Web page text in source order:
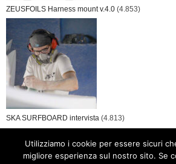
ZEUSFOILS Harness mount v.4.0 (4.853)
SKA SURFBOARD intervista (4.813)
Utilizziamo i cookie per essere sicuri
migliore esperienza sul nostro sito. Se